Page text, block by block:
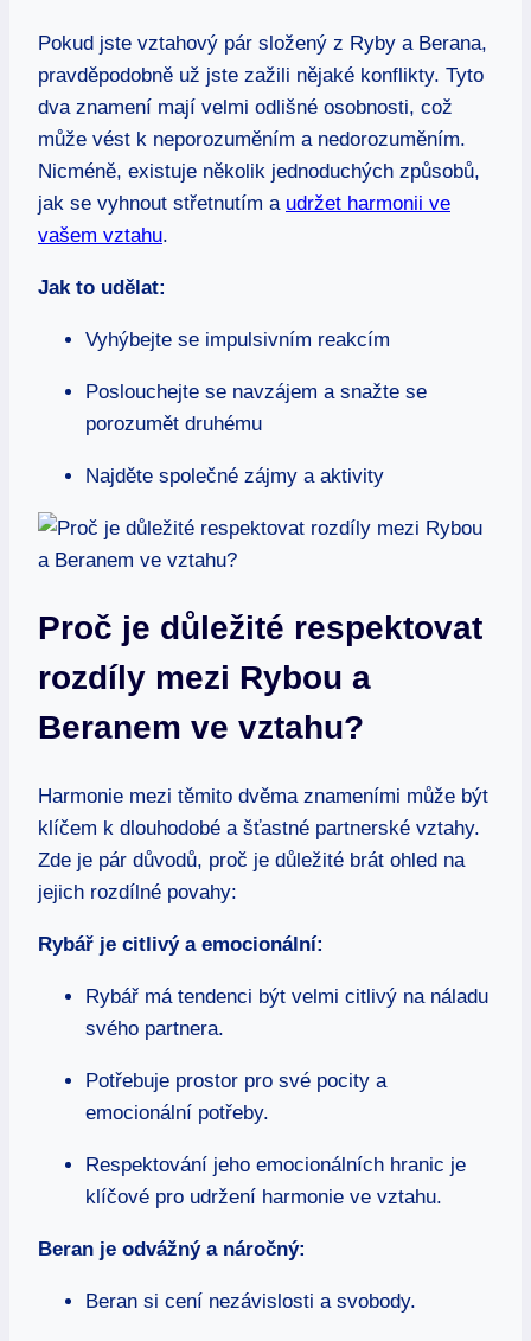
Pokud jste vztahový pár složený z Ryby a Berana,
pravděpodobně už jste zažili nějaké konflikty. Tyto
dva znamení mají velmi odlišné osobnosti, což
může vést k neporozuměním a nedorozuměním.
Nicméně, existuje několik jednoduchých způsobů,
jak se vyhnout střetnutím a udržet harmonii ve
vašem vztahu.
Jak to udělat:
Vyhýbejte se impulsivním reakcím
Poslouchejte se navzájem a snažte se
porozumět druhému
Najděte společné zájmy a aktivity
Proč je důležité respektovat
rozdíly mezi Rybou a
Beranem ve vztahu?
Harmonie mezi těmito dvěma znameními může být
klíčem k dlouhodobé a šťastné partnerské vztahy.
Zde je pár důvodů, proč je důležité brát ohled na
jejich rozdílné povahy:
Rybář je citlivý a emocionální:
Rybář má tendenci být velmi citlivý na náladu
svého partnera.
Potřebuje prostor pro své pocity a
emocionální potřeby.
Respektování jeho emocionálních hranic je
klíčové pro udržení harmonie ve vztahu.
Beran je odvážný a náročný:
Beran si cení nezávislosti a svobody.